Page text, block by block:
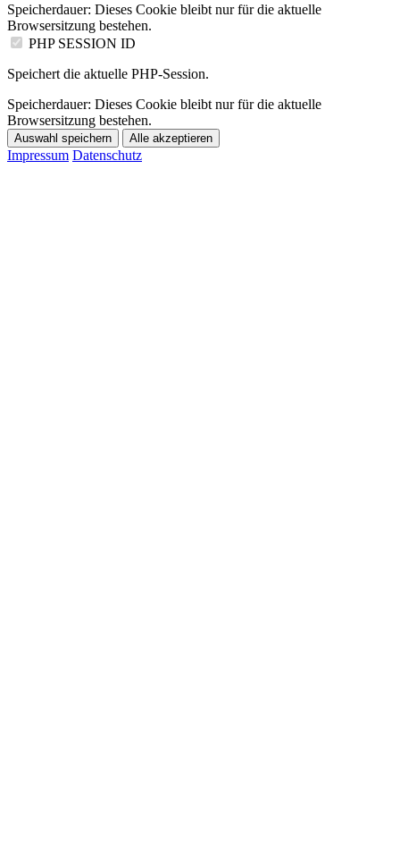
Speicherdauer: Dieses Cookie bleibt nur für die aktuelle
Browsersitzung bestehen.
PHP SESSION ID
Speichert die aktuelle PHP-Session.
Speicherdauer: Dieses Cookie bleibt nur für die aktuelle
Browsersitzung bestehen.
Auswahl speichern Alle akzeptieren
Impressum Datenschutz